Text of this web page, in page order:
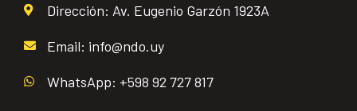
Dirección: Av. Eugenio Garzón 1923A
Email: info@ndo.uy
WhatsApp: +598 92 727 817